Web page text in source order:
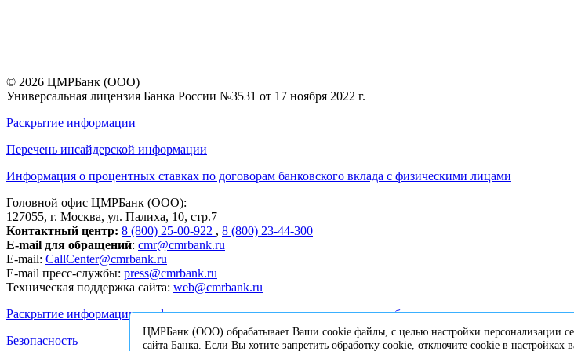
© 2026 ЦМРБанк (ООО)
Универсальная лицензия Банка России №3531 от 17 ноября 2022 г.
Раскрытие информации
Перечень инсайдерской информации
Информация о процентных ставках по договорам банковского вклада с физическими лицами
Головной офис ЦМРБанк (ООО):
127055, г. Москва, ул. Палиха, 10, стр.7
Контактный центр: 8 (800) 25-00-922 , 8 (800) 23-44-300
E-mail для обращений: cmr@cmrbank.ru
E-mail: CallCenter@cmrbank.ru
E-mail пресс-службы: press@cmrbank.ru
Техническая поддержка сайта: web@cmrbank.ru
Раскрытие информации профессиональным участником рынка ценных бумаг
Безопасность
ЦМРБанк (ООО) обрабатывает Ваши cookie файлы, с целью настройки персонализации
сайта Банка. Если Вы хотите запретить обработку сookie, отключите сookie в настройках